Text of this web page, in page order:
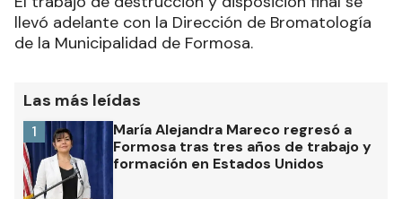
llevó adelante con la Dirección de Bromatología
de la Municipalidad de Formosa.
Las más leídas
María Alejandra Mareco regresó a
Formosa tras tres años de trabajo y
formación en Estados Unidos
1